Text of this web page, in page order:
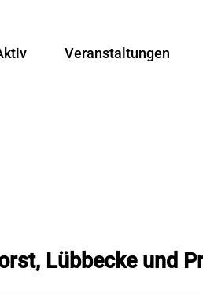
Veranstaltungen
Lübbecke und